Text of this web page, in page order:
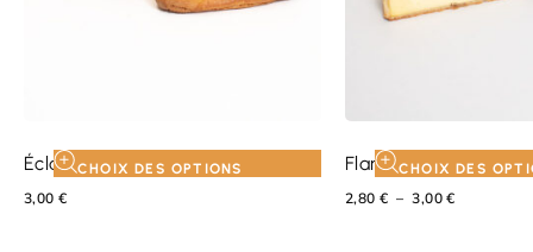
Éclair
3,00 €
CHOIX DES OPTIONS Flan
2,80 € – 3,00€
CHOIX DES